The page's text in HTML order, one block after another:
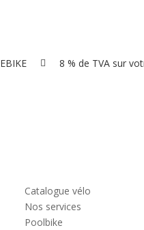
 8 % de TVA sur
Catalogue vélo
Nos services
Poolbike